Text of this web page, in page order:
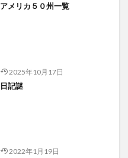
アメリカ５０州一覧
2025年10月17日
日記謎
2022年1月19日